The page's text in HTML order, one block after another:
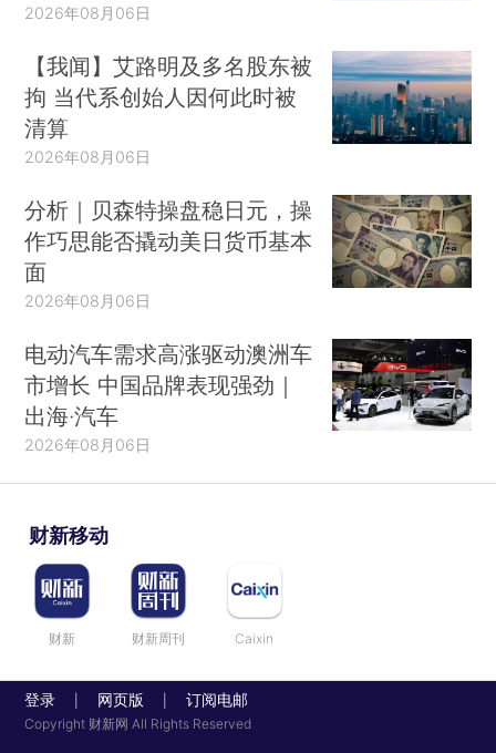
2026年08月06日
【我闻】艾路明及多名股东被
拘 当代系创始人因何此时被
清算
2026年08月06日
分析｜贝森特操盘稳日元，操
作巧思能否撬动美日货币基本
面
2026年08月06日
电动汽车需求高涨驱动澳洲车
市增长 中国品牌表现强劲｜
出海·汽车
2026年08月06日
财新移动
财新 财新周刊 Caixin
登录 网页版 订阅电邮
Copyright 财新网 All Rights Reserved